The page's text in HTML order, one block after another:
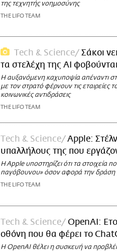
της τεχνητής νοημοσύνης
THE LIFO TEAM
Τech & Science
Σάκοι
τα στελέχη της AI
Η αυξανόμενη καχυποψία απέναντι
με τον στρατό φέρνουν τις εταιρείες
κοινωνικές αντιδράσεις
THE LIFO TEAM
Τech & Science Apple:
υπαλλήλους της που
H Apple υποστηρίζει ότι τα στοιχεία
παγόβουνου» όσον αφορά την δράση
THE LIFO TEAM
Τech & Science
OpenAI:
οθόνη που θα φέρει το
Η OpenAI θέλει η συσκευή να